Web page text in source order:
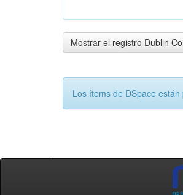
Mostrar el registro Dublin
Los ítems de DSpace